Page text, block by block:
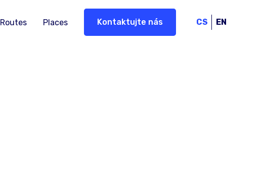
Routes Places Kontaktujte nás CS EN